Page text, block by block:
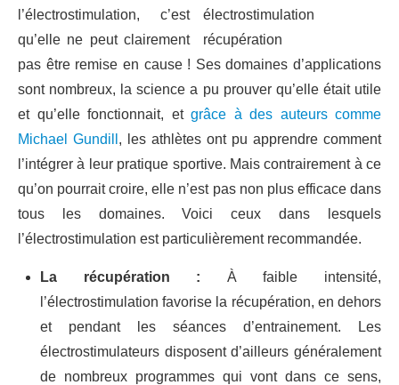
l’électrostimulation, c’est
qu’elle ne peut clairement
pas être remise en cause ! Ses domaines d’applications
sont nombreux, la science a pu prouver qu’elle était utile
et qu’elle fonctionnait, et grâce à des auteurs comme
Michael Gundill , les athlètes ont pu apprendre comment
l’intégrer à leur pratique sportive. Mais contrairement à ce
qu’on pourrait croire, elle n’est pas non plus efficace dans
tous les domaines. Voici ceux dans lesquels
l’électrostimulation est particulièrement recommandée.
La récupération : À faible intensité,
l’électrostimulation favorise la récupération, en dehors
et pendant les séances d’entrainement. Les
électrostimulateurs disposent d’ailleurs généralement
de nombreux programmes qui vont dans ce sens,